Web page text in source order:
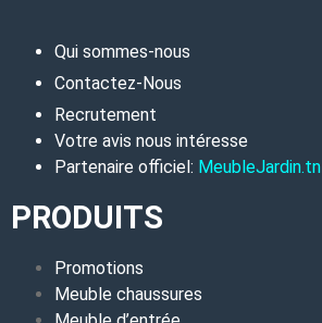
Qui sommes-nous
Contactez-Nous
Recrutement
Votre avis nous intéresse
Partenaire officiel: MeubleJardin.tn
PRODUITS
Promotions
Meuble chaussures